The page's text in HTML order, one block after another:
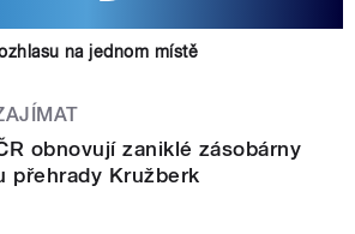
na jednom místě
obnovují zaniklé zásobárny
přehrady Kružberk